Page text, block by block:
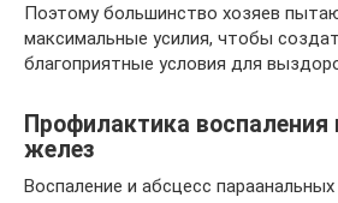
Поэтому большинство хозяев
максимальные усилия, чтобы
благоприятные условия для
Профилактика
желез
Воспаление и абсцесс